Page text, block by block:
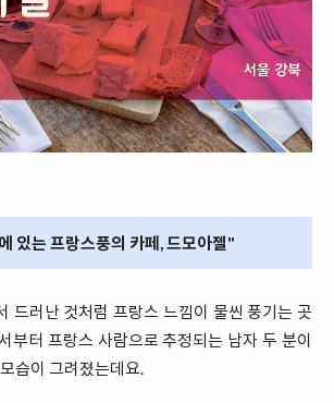
있는 프랑스풍의 카페, 드모아젤"
드러난 것처럼 프랑스 느낌이 물씬 풍기는 곳
부터 프랑스 사람으로 추정되는 남자 두 분이
습이 그려졌는데요.